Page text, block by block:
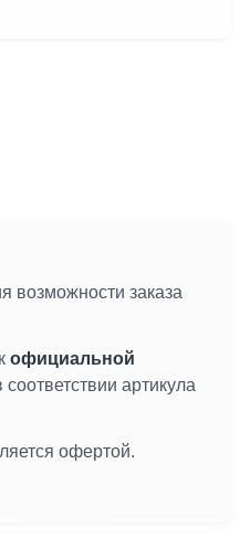
возможности заказа
официальной
артикула
офертой.